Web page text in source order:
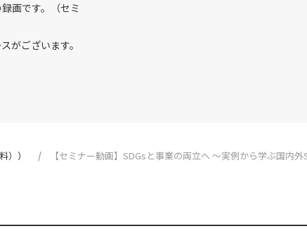
画です。（セミ
がございます。
）） 【セミナー動画】SDGsと事業の両立へ ～実例から学ぶ国内